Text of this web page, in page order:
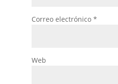
Correo electrónico *
Web